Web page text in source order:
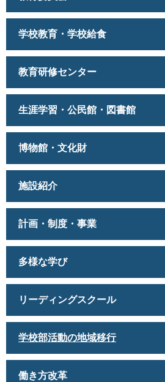
学校教育・学校給食
教育研修センター
生涯学習・公民館・図書館
博物館・文化財
施設紹介
計画・制度・事業
多様な学び
リーディングスクール
学校部活動の地域移行
働き方改革